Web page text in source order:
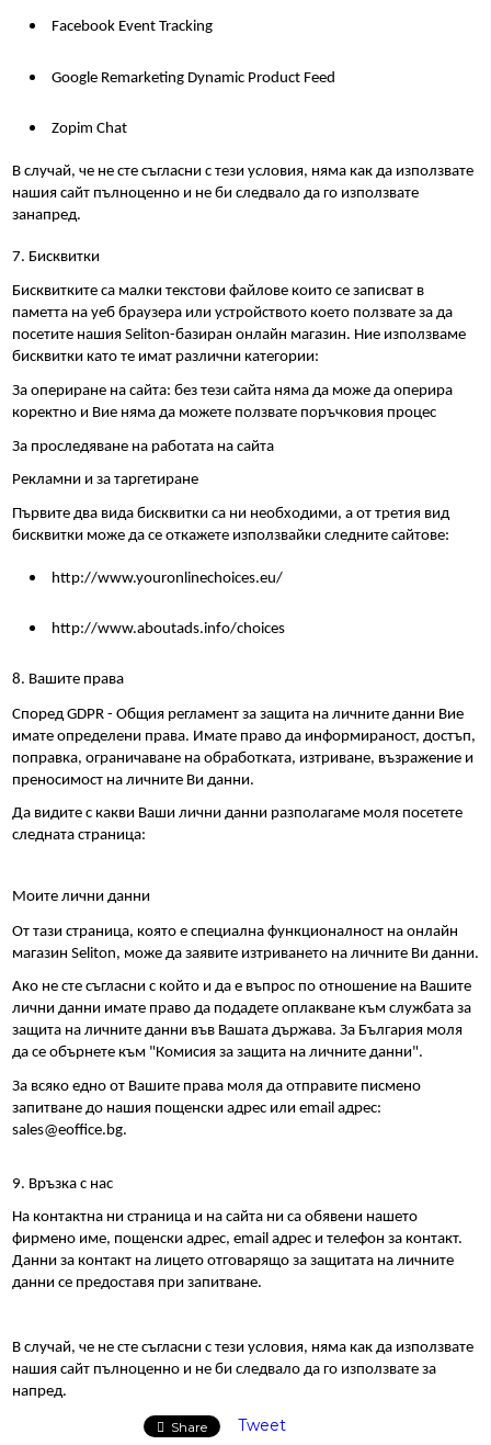
Facebook Event Tracking
Google Remarketing Dynamic Product Feed
Zopim Chat
В случай, че не сте съгласни с тези условия, няма как да използвате
нашия сайт пълноценно и не би следвало да го използвате
занапред.
7. Бисквитки
Бисквитките са малки текстови файлове които се записват в
паметта на уеб браузера или устройството което ползвате за да
посетите нашия Seliton-базиран онлайн магазин. Ние използваме
бисквитки като те имат различни категории:
За опериране на сайта: без тези сайта няма да може да оперира
коректно и Вие няма да можете ползвате поръчковия процес
За проследяване на работата на сайта
Рекламни и за таргетиране
Първите два вида бисквитки са ни необходими, а от третия вид
бисквитки може да се откажете използвайки следните сайтове:
http://www.youronlinechoices.eu/
http://www.aboutads.info/choices
8. Вашите права
Според GDPR - Общия регламент за защита на личните данни Вие
имате определени права. Имате право да информираност, достъп,
поправка, ограничаване на обработката, изтриване, възражение и
преносимост на личните Ви данни.
Да видите с какви Ваши лични данни разполагаме моля посетете
следната страница:
Моите лични данни
От тази страница, която е специална функционалност на онлайн
магазин Seliton, може да заявите изтриването на личните Ви данни.
Ако не сте съгласни с който и да е въпрос по отношение на Вашите
лични данни имате право да подадете оплакване към службата за
защита на личните данни във Вашата държава. За България моля
да се обърнете към "Комисия за защита на личните данни".
За всяко едно от Вашите права моля да отправите писмено
запитване до нашия пощенски адрес или email адрес:
sales@eoffice.bg.
9. Връзка с нас
На контактна ни страница и на сайта ни са обявени нашето
фирмено име, пощенски адрес, email адрес и телефон за контакт.
Данни за контакт на лицето отговарящо за защитата на личните
данни се предоставя при запитване.
В случай, че не сте съгласни с тези условия, няма как да използвате
нашия сайт пълноценно и не би следвало да го използвате за
напред.
Share Tweet